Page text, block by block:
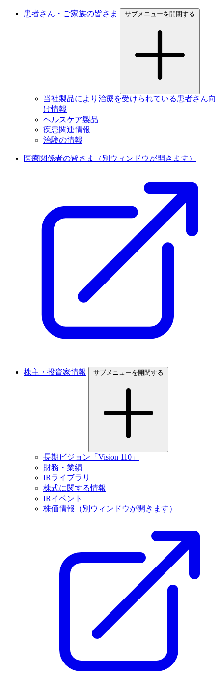
患者さん・ご家族の皆さま サブメニューを開閉する
当社製品により治療を受けられている患者さん向
け情報
ヘルスケア製品
疾患関連情報
治験の情報
医療関係者の皆さま （別ウィンドウが開きます）
株主・投資家情報 サブメニューを開閉する
長期ビジョン「Vision 110」
財務・業績
IRライブラリ
株式に関する情報
IRイベント
株価情報
（別ウィンドウが開きます）